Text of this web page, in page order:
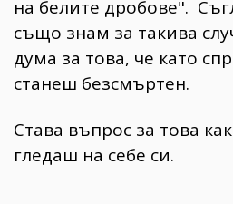
на белите дробове".
също знам за такива
дума за това, че като
станеш безсмъртен.
Става въпрос за това
гледаш на себе си.